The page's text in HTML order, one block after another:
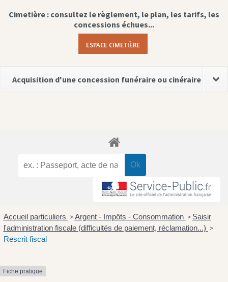
Cimetière : consultez le règlement, le plan, les tarifs, les
concessions échues...
ESPACE CIMETIÈRE
Acquisition d'une concession funéraire ou cinéraire
Accueil particuliers > Argent - Impôts - Consommation > Saisir
l'administration fiscale (difficultés de paiement, réclamation...) >
Rescrit fiscal
Fiche pratique